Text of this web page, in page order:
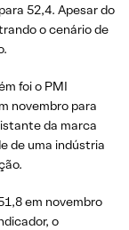
52,4. Apesar do
o cenário de
foi o PMI
novembro para
da marca
de uma indústria
em novembro
o